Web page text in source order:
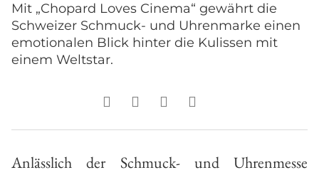
Mit „Chopard Loves Cinema“ gewährt die
Schweizer Schmuck- und Uhrenmarke einen
emotionalen Blick hinter die Kulissen mit
einem Weltstar.
Anlässlich der Schmuck- und Uhrenmesse